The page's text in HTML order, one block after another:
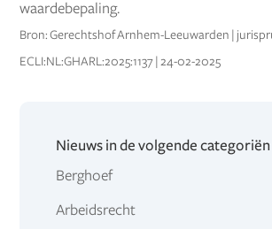
waardebepaling.
Bron: Gerechtshof Arnhem-Leeuwarden |
ECLI:NL:GHARL:2025:1137 | 24-02-2025
Nieuws in de volgende categoriën
Berghoef
Arbeidsrecht